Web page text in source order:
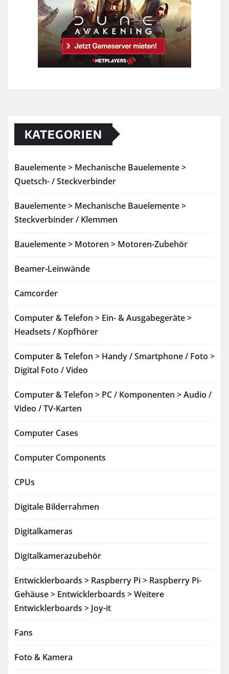
KATEGORIEN
Bauelemente > Mechanische Bauelemente >
Quetsch- / Steckverbinder
Bauelemente > Mechanische Bauelemente >
Steckverbinder / Klemmen
Bauelemente > Motoren > Motoren-Zubehör
Beamer-Leinwände
Camcorder
Computer & Telefon > Ein- & Ausgabegeräte >
Headsets / Kopfhörer
Computer & Telefon > Handy / Smartphone / Foto >
Digital Foto / Video
Computer & Telefon > PC / Komponenten > Audio /
Video / TV-Karten
Computer Cases
Computer Components
CPUs
Digitale Bilderrahmen
Digitalkameras
Digitalkamerazubehör
Entwicklerboards > Raspberry Pi > Raspberry Pi-
Gehäuse > Entwicklerboards > Weitere
Entwicklerboards > Joy-it
Fans
Foto & Kamera